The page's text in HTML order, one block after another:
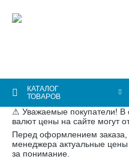
КАТАЛОГ
ТОВАРОВ
⚠ Уважаемые покупатели! В
валют цены на сайте могут
Перед оформлением заказа,
менеджера актуальные
за понимание.